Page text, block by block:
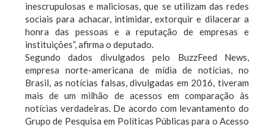
inescrupulosas e maliciosas, que se utilizam das redes
sociais para achacar, intimidar, extorquir e dilacerar a
honra das pessoas e a reputação de empresas e
instituições”, afirma o deputado.
Segundo dados divulgados pelo BuzzFeed News,
empresa norte-americana de mídia de notícias, no
Brasil, as notícias falsas, divulgadas em 2016, tiveram
mais de um milhão de acessos em comparação às
notícias verdadeiras. De acordo com levantamento do
Grupo de Pesquisa em Políticas Públicas para o Acesso